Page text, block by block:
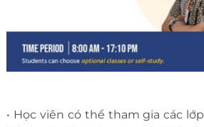
• Học viên có thể tham gia các